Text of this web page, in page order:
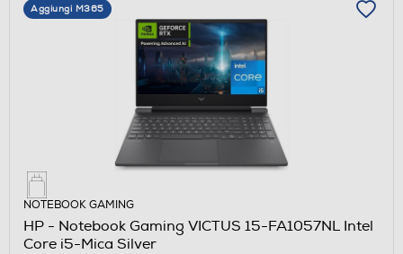
Aggiungi M365
NOTEBOOK GAMING
HP - Notebook Gaming VICTUS 15-FA1057NL Intel
Core i5-Mica Silver